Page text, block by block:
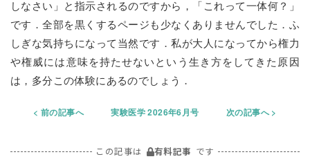
しなさい」と指示されるのですから，「これって一体何？」
です．全部を黒くするページも少なくありませんでした．ふ
しぎな気持ちになって当然です．私が大人になってから権力
や権威には意味を持たせないという生き方をしてきた原因
は，多分この体験にあるのでしょう．
前の記事へ 実験医学 2026年6月号 次の記事へ
この記事は 有料記事 です